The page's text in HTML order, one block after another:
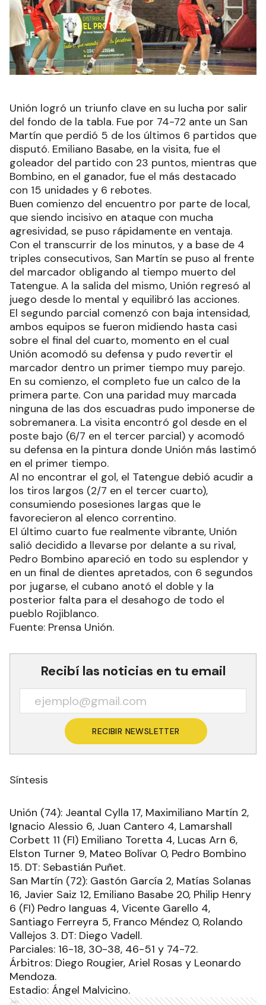
Unión logró un triunfo clave en su lucha por salir
del fondo de la tabla. Fue por 74-72 ante un San
Martín que perdió 5 de los últimos 6 partidos que
disputó. Emiliano Basabe, en la visita, fue el
goleador del partido con 23 puntos, mientras que
Bombino, en el ganador, fue el más destacado
con 15 unidades y 6 rebotes.
Buen comienzo del encuentro por parte de local,
que siendo incisivo en ataque con mucha
agresividad, se puso rápidamente en ventaja.
Con el transcurrir de los minutos, y a base de 4
triples consecutivos, San Martín se puso al frente
del marcador obligando al tiempo muerto del
Tatengue. A la salida del mismo, Unión regresó al
juego desde lo mental y equilibró las acciones.
El segundo parcial comenzó con baja intensidad,
ambos equipos se fueron midiendo hasta casi
sobre el final del cuarto, momento en el cual
Unión acomodó su defensa y pudo revertir el
marcador dentro un primer tiempo muy parejo.
En su comienzo, el completo fue un calco de la
primera parte. Con una paridad muy marcada
ninguna de las dos escuadras pudo imponerse de
sobremanera. La visita encontró gol desde en el
poste bajo (6/7 en el tercer parcial) y acomodó
su defensa en la pintura donde Unión más lastimó
en el primer tiempo.
Al no encontrar el gol, el Tatengue debió acudir a
los tiros largos (2/7 en el tercer cuarto),
consumiendo posesiones largas que le
favorecieron al elenco correntino.
El último cuarto fue realmente vibrante, Unión
salió decidido a llevarse por delante a su rival,
Pedro Bombino apareció en todo su esplendor y
en un final de dientes apretados, con 6 segundos
por jugarse, el cubano anotó el doble y la
posterior falta para el desahogo de todo el
pueblo Rojiblanco.
Fuente: Prensa Unión.
Recibí las noticias en tu email
RECIBIR NEWSLETTER
Síntesis
Unión (74): Jeantal Cylla 17, Maximiliano Martín 2,
Ignacio Alessio 6, Juan Cantero 4, Lamarshall
Corbett 11 (FI) Emiliano Toretta 4, Lucas Arn 6,
Elston Turner 9, Mateo Bolívar 0, Pedro Bombino
15. DT: Sebastián Puñet.
San Martín (72): Gastón García 2, Matías Solanas
16, Javier Saiz 12, Emiliano Basabe 20, Philip Henry
6 (FI) Pedro Ianguas 4, Vicente Garello 4,
Santiago Ferreyra 5, Franco Méndez 0, Rolando
Vallejos 3. DT: Diego Vadell.
Parciales: 16-18, 30-38, 46-51 y 74-72.
Árbitros: Diego Rougier, Ariel Rosas y Leonardo
Mendoza.
Estadio: Ángel Malvicino.
Ads